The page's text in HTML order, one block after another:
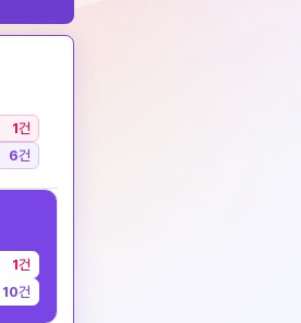
1건
6건
1건
10건